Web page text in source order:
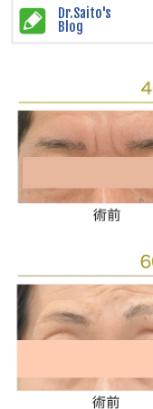
Dr.Saito's
Blog